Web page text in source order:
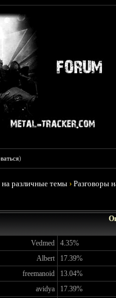
)
на различные темы ›Разговоры
Vedmed
4.35%
Albert
17.39%
freemanoid
13.04%
avidya
17.39%